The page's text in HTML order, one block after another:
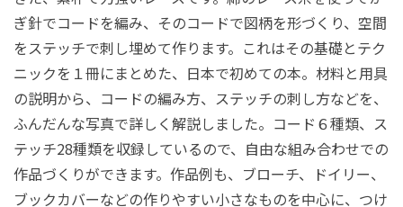
ぎ針でコードを編み、そのコードで図柄を形づくり、空間
をステッチで刺し埋めて作ります。これはその基礎とテク
ニックを１冊にまとめた、日本で初めての本。材料と用具
の説明から、コードの編み方、ステッチの刺し方などを、
ふんだんな写真で詳しく解説しました。コード６種類、ス
テッチ28種類を収録しているので、自由な組み合わせでの
作品づくりができます。作品例も、ブローチ、ドイリー、
ブックカバーなどの作りやすい小さなものを中心に、つけ